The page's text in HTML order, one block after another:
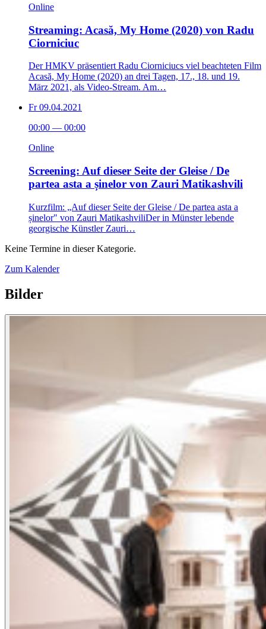
Online
Streaming: Acasă, My Home (2020) von Radu
Ciorniciuc
Der HMKV präsentiert Radu Ciorniciucs viel beachteten Film
Acasă, My Home (2020) an drei Tagen, 17., 18. und 19.
März 2021, als Video-Stream. Am…
Fr 09.04.2021
00:00 — 00:00
Online
Screening: Auf dieser Seite der Gleise / De
partea asta a șinelor von Zauri Matikashvili
Kurzfilm: „Auf dieser Seite der Gleise / De partea asta a
șinelor" von Zauri MatikashviliDer in Münster lebende
georgische Künstler Zauri…
Keine Termine in dieser Kategorie.
Zum Kalender
Bilder